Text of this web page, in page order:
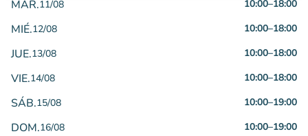
MAR.11/08 10:00–18:00
MIÉ.12/08 10:00–18:00
JUE.13/08 10:00–18:00
VIE.14/08 10:00–18:00
SÁB.15/08 10:00–19:00
DOM.16/08 10:00–19:00